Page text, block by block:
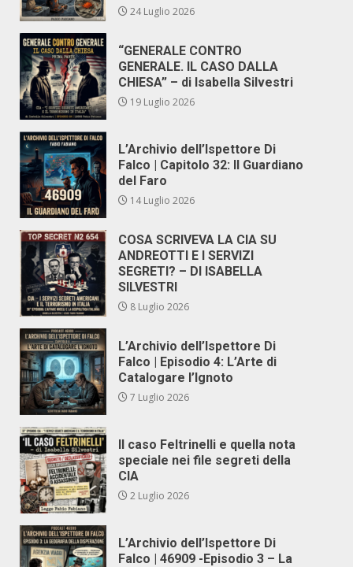
24 Luglio 2026
“GENERALE CONTRO
GENERALE. IL CASO DALLA
CHIESA” – di Isabella Silvestri
19 Luglio 2026
L’Archivio dell’Ispettore Di
Falco | Capitolo 32: Il Guardiano
del Faro
14 Luglio 2026
COSA SCRIVEVA LA CIA SU
ANDREOTTI E I SERVIZI
SEGRETI? – DI ISABELLA
SILVESTRI
8 Luglio 2026
L’Archivio dell’Ispettore Di
Falco | Episodio 4: L’Arte di
Catalogare l’Ignoto
7 Luglio 2026
Il caso Feltrinelli e quella nota
speciale nei file segreti della
CIA
2 Luglio 2026
L’Archivio dell’Ispettore Di
Falco | 46909 -Episodio 3 – La